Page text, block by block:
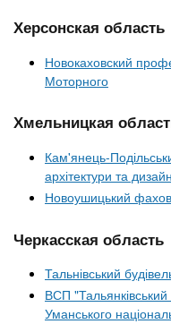
Херсонская область
Новокаховский
Моторного
Хмельницкая
Кам'янець-
архітектури та
Новоушицький
Черкасская область
Тальнівський
ВСП
Уманського